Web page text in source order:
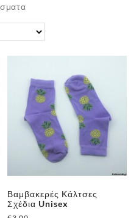
Sorted
by
latest
Βαμβακερές Κάλτσες
Σχέδια Unisex